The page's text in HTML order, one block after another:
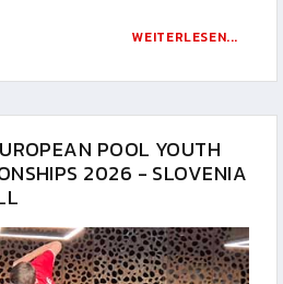
WEITERLESEN...
POOL YOUTH
2026 - SLOVENIA